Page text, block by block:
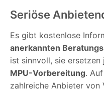
Seriöse
Es gibt kostenlose
anerkannten
ist sinnvoll, sie
MPU-Vorbereitung.
zahlreiche Anbieter von